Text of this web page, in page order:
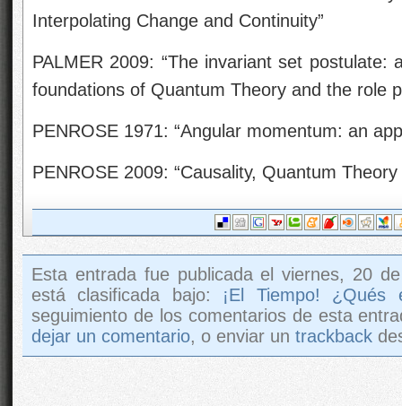
Interpolating Change and Continuity”
PALMER 2009: “The invariant set
foundations of Quantum Theory and the role
PENROSE 1971: “Angular momentum: an
PENROSE 2009: “Causality, Quantum
Esta entrada fue publicada el viernes, 20
está clasificada bajo: ¡El Tiempo! ¿Qués
seguimiento de los comentarios de esta
dejar un comentario, o enviar un trackback